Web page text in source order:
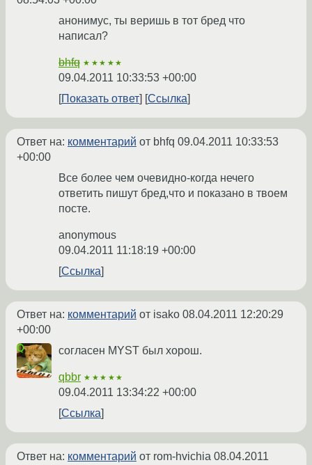
анонимус, ты веришь в тот бред что
написал?
bhfq ★★★★★
09.04.2011 10:33:53 +00:00
Показать ответ
Ссылка
Ответ на: комментарий от bhfq 09.04.2011 10:33:53
+00:00
Все более чем очевидно-когда нечего
ответить пишут бред,что и показано в твоем
посте.
anonymous
09.04.2011 11:18:19 +00:00
Ссылка
Ответ на: комментарий от isako 08.04.2011 12:20:29
+00:00
согласен MYST был хорош.
qbbr ★★★★★
09.04.2011 13:34:22 +00:00
Ссылка
Ответ на: комментарий от rom-hvichia 08.04.2011